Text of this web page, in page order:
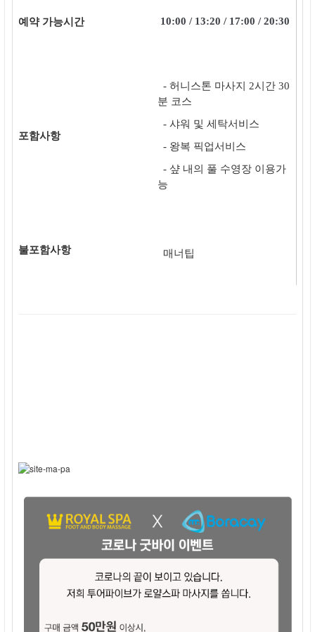
예약 가능시간 10:00 / 13:20 / 17:00 / 20:30
포함사항
- 허니스톤 마사지 2시간 30
분 코스
- 샤워 및 세탁서비스
- 왕복 픽업서비스
- 샾 내의 풀 수영장 이용가
능
불포함사항 매너팁